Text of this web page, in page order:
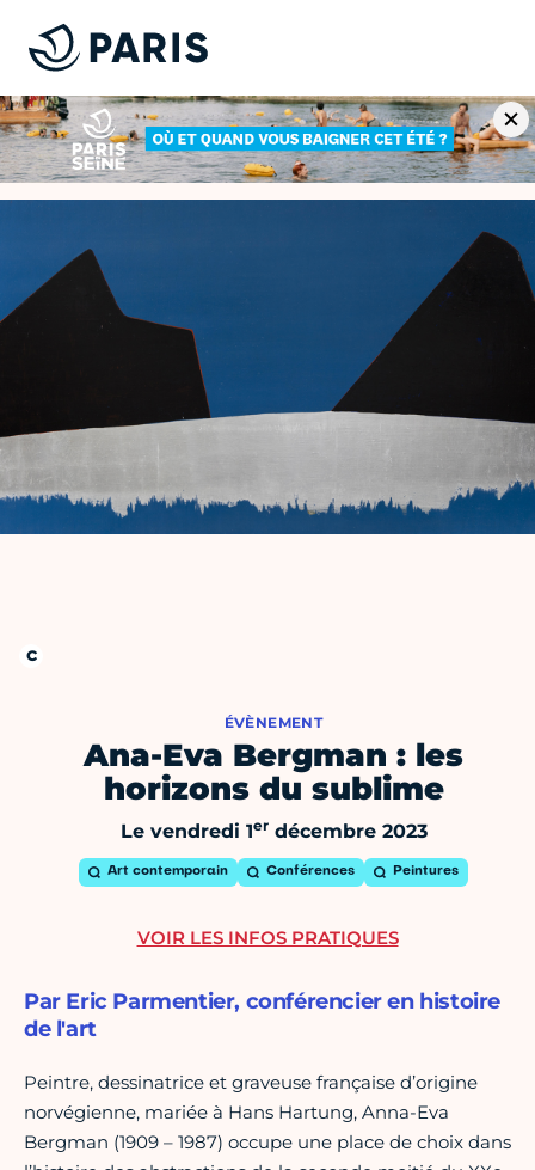
ÉVÈNEMENT
Ana-Eva Bergman : les
horizons du sublime
Le vendredi 1erdécembre 2023
Art contemporain Conférences Peintures
Par Eric Parmentier, conférencier en histoire
de l'art
Peintre, dessinatrice et graveuse française d’origine
norvégienne, mariée à Hans Hartung, Anna-Eva
Bergman (1909 – 1987) occupe une place de choix dans
VOIR LES INFOS PRATIQUES